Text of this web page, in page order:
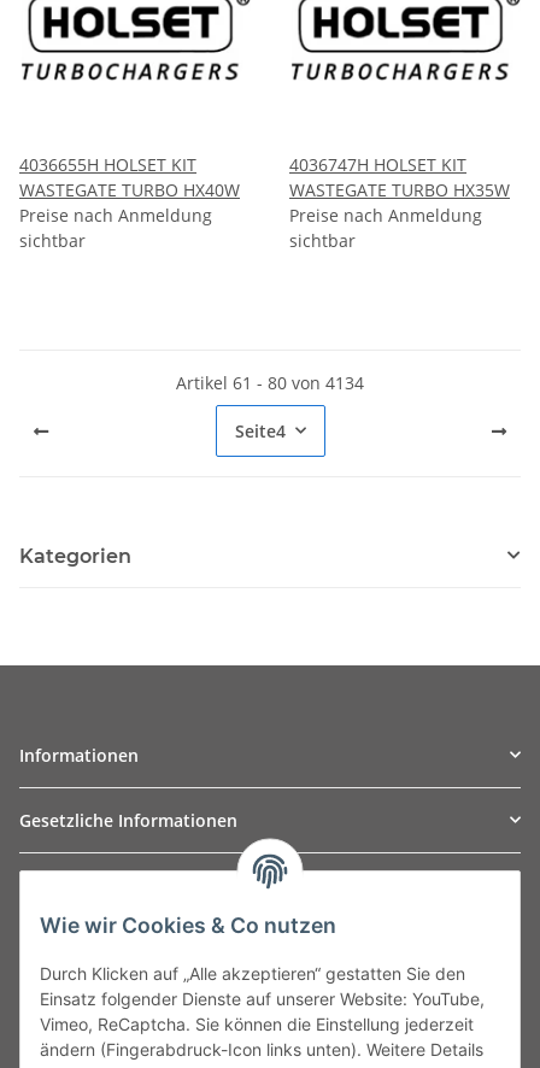
4036655H HOLSET KIT
WASTEGATE TURBO HX40W
Preise nach Anmeldung
sichtbar
4036747H HOLSET KIT
WASTEGATE TURBO HX35W
Preise nach Anmeldung
sichtbar
Artikel 61 - 80 von 4134
Seite4
Kategorien
Informationen
Gesetzliche Informationen
Leibnizstraße 2a
Germany
Phone:+49 40 5287270
Fax:+49 40 5281050
Wie wir Cookies & Co nutzen
Durch Klicken auf „Alle akzeptieren“ gestatten Sie den
Einsatz folgender Dienste auf unserer Website: YouTube,
Vimeo, ReCaptcha. Sie können die Einstellung jederzeit
ändern (Fingerabdruck-Icon links unten). Weitere Details